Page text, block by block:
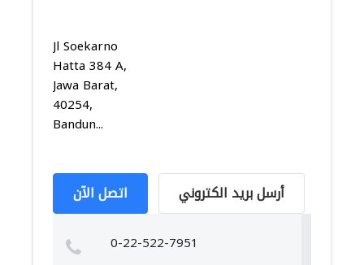
Jl Soekarno
Hatta 384 A,
Jawa Barat,
40254,
Bandun...
اتصل الآن أرسل بريد الكتروني
0-22-522-7951